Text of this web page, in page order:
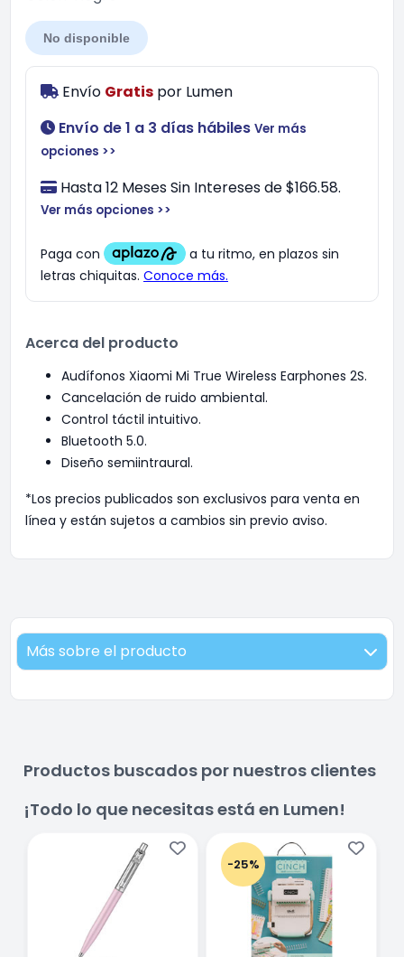
No disponible
Envío Gratis por Lumen
Envío de 1 a 3 días hábiles Ver más
opciones >>
Hasta 12 Meses Sin Intereses de $166.58.
Ver más opciones >>
Acerca del producto
Audífonos Xiaomi Mi True Wireless Earphones 2S.
Cancelación de ruido ambiental.
Control táctil intuitivo.
Bluetooth 5.0.
Diseño semiintraural.
*Los precios publicados son exclusivos para venta en
línea y están sujetos a cambios sin previo aviso.
Más sobre el producto
Productos buscados por nuestros clientes
¡Todo lo que necesitas está en Lumen!
-25%